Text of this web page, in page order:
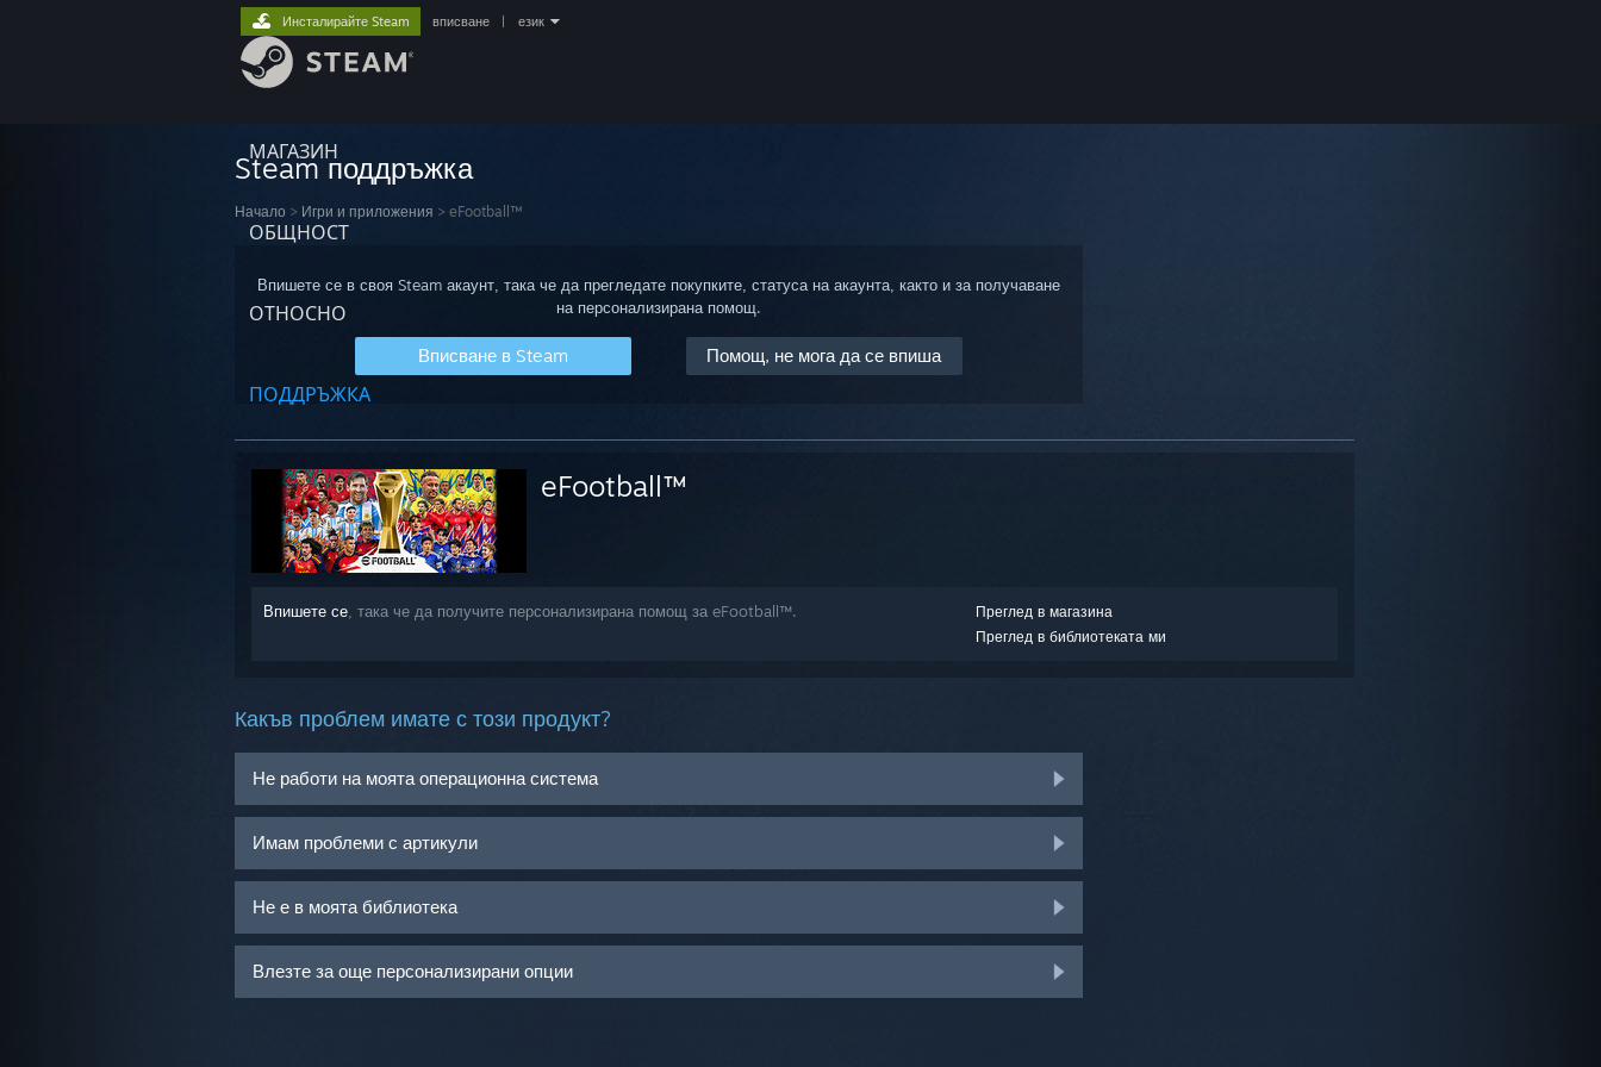
МАГАЗИН
ОБЩНОСТ
ОТНОСНО
ПОДДРЪЖКА
Инсталирайте Steam вписване език
Steam поддръжка
Начало > Игри и приложения > eFootball™
Впишете се в своя Steam акаунт, така че да прегледате покупките, статуса на акаунта, както и за получаване
на персонализирана помощ.
Вписване в Steam Помощ, не мога да се впиша
eFootball™
Преглед в магазина
Преглед в библиотеката ми
Впишете се , така че да получите персонализирана помощ за eFootball™.
Какъв проблем имате с този продукт?
Не работи на моята операционна система
Имам проблеми с артикули
Не е в моята библиотека
Влезте за още персонализирани опции